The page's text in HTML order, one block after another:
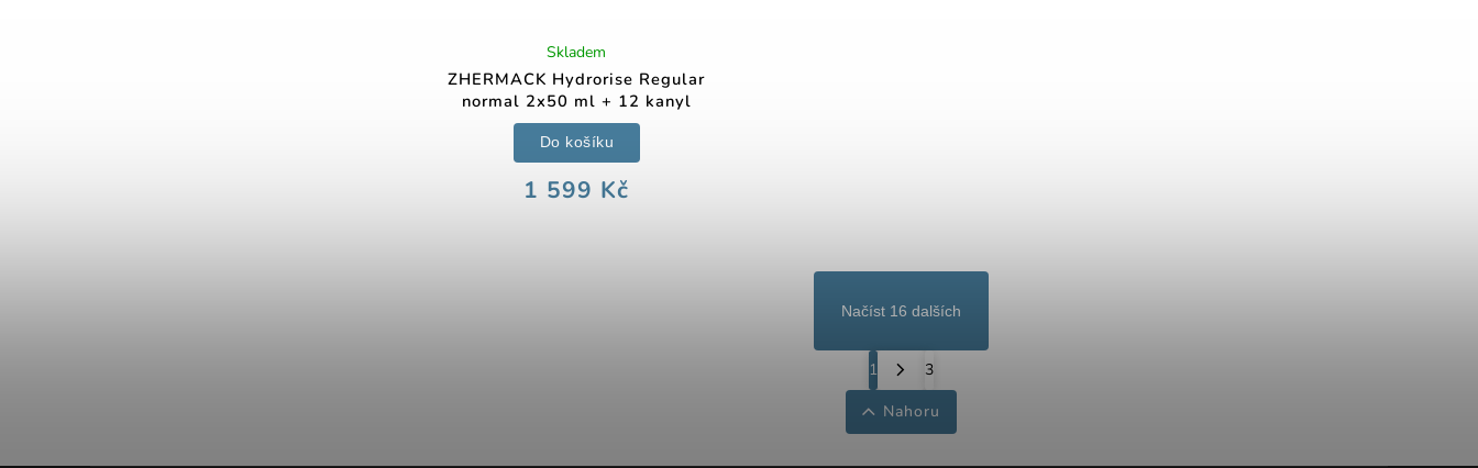
ZHERMACK Hydrorise Regular
normal 2x50 ml + 12 kanyl
Skladem
1 599 Kč
Do košíku
Načíst 16 dalších
1
3
Nahoru